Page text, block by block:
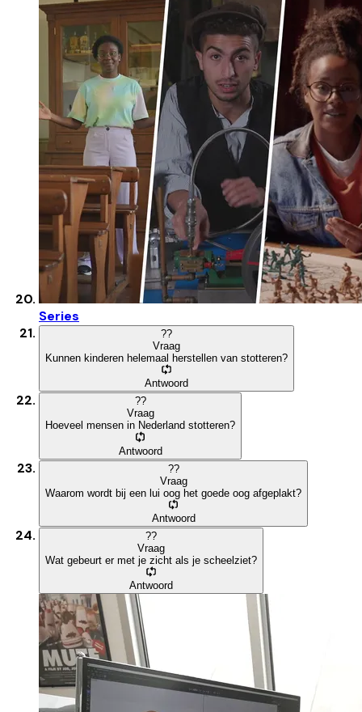
Series
??
Vraag
Kunnen kinderen helemaal herstellen van stotteren?
Antwoord
??
Vraag
Hoeveel mensen in Nederland stotteren?
Antwoord
??
Vraag
Waarom wordt bij een lui oog het goede oog afgeplakt?
Antwoord
??
Vraag
Wat gebeurt er met je zicht als je scheelziet?
Antwoord